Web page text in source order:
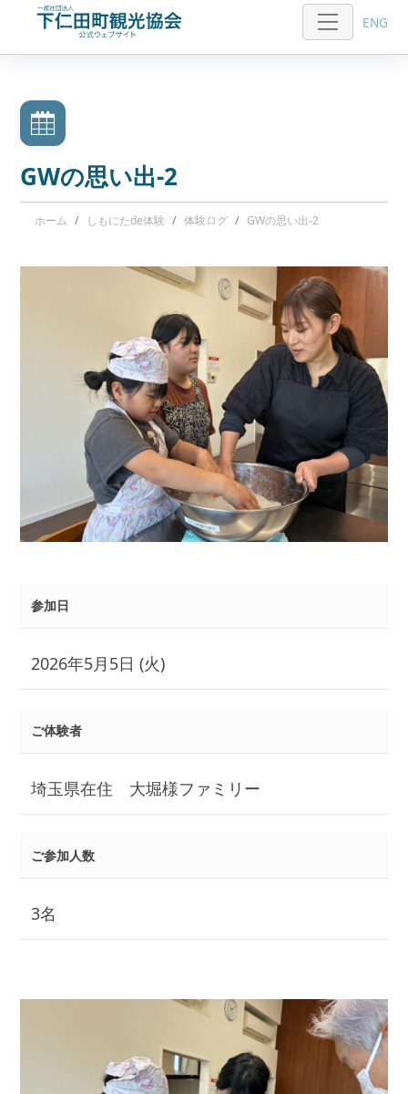
ENG
GWの思い出-2
ホーム しもにたde体験 体験ログ GWの思い出-2
参加日
2026年5月5日 (火)
ご体験者
埼玉県在住 大堀様ファミリー
ご参加人数
3名